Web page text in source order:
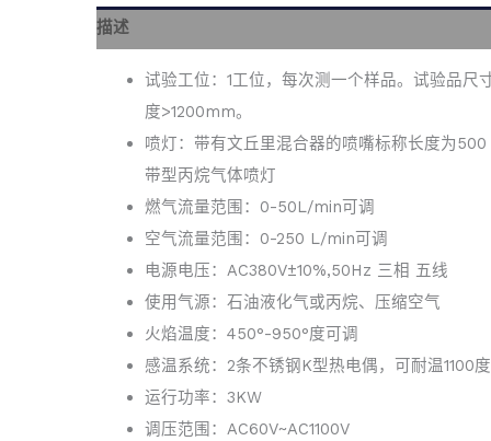
描述
试验工位：1工位，每次测一个样品。试验品尺
度>1200mm。
喷灯：带有文丘里混合器的喷嘴标称长度为
带型丙烷气体喷灯
燃气流量范围：0-50L/min可调
空气流量范围：0-250 L/min可调
电源电压：AC380V±10%,50Hz 三相 五线
使用气源：石油液化气或丙烷、压缩空气
火焰温度：450°-950°度可调
感温系统：2条不锈钢K型热电偶，可耐温1100度
运行功率：3KW
调压范围：AC60V~AC1100V